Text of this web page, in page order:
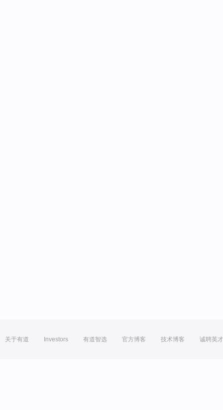
关于有道 Investors 有道智选 官方博客 技术博客 诚聘英才